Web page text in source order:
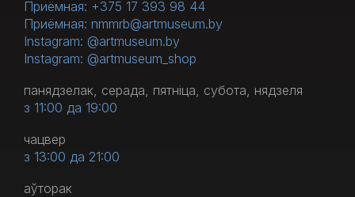
Приёмная: +375 17 393 98 44
Приёмная: nmmrb@artmuseum.by
Instagram: @artmuseum.by
Instagram: @artmuseum_shop
панядзелак, серада, пятніца, субота, нядзеля
з 11:00 да 19:00
чацвер
з 13:00 да 21:00
аўторак